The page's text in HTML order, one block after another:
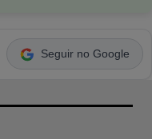
Seguir no Google